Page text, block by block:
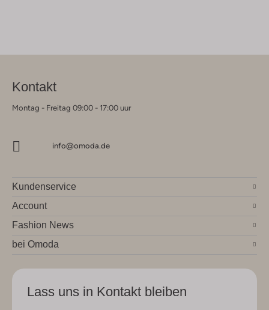
Kontakt
Montag - Freitag 09:00 - 17:00 uur
info@omoda.de
Kundenservice
Account
Fashion News
bei Omoda
Lass uns in Kontakt bleiben